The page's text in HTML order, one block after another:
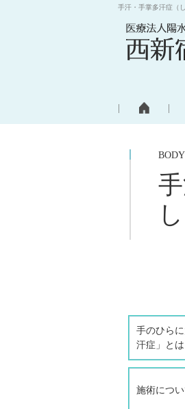
手汗・手掌多汗症（
手のひら
汗症」とは
施術につ